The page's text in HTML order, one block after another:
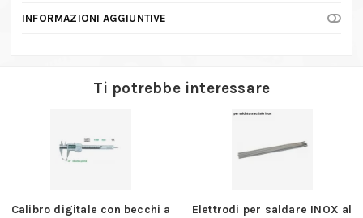
INFORMAZIONI AGGIUNTIVE
Ti potrebbe interessare
Calibro digitale con becchi a
Elettrodi per saldare INOX al